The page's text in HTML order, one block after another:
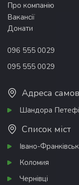
Про компанію
Вакансії
Донати
096 555 0029
095 555 0029
Адреса
Шандора
Список міст
Івано-Франківськ
Коломия
Чернівці